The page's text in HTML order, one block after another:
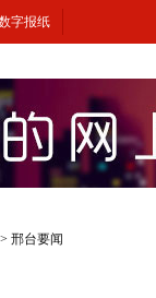
字报纸
邢台要闻